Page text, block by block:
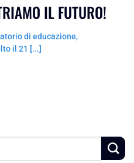
IL FUTURO!
di educazione,
il 21 [...]